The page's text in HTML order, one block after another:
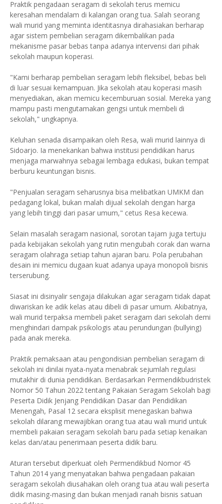
Praktik pengadaan seragam di sekolah terus memicu
keresahan mendalam di kalangan orang tua. Salah seorang
wali murid yang meminta identitasnya dirahasiakan berharap
agar sistem pembelian seragam dikembalikan pada
mekanisme pasar bebas tanpa adanya intervensi dari pihak
sekolah maupun koperasi.
"Kami berharap pembelian seragam lebih fleksibel, bebas beli
di luar sesuai kemampuan. Jika sekolah atau koperasi masih
menyediakan, akan memicu kecemburuan sosial. Mereka yang
mampu pasti mengutamakan gengsi untuk membeli di
sekolah," ungkapnya.
Keluhan senada disampaikan oleh Resa, wali murid lainnya di
Sidoarjo. Ia menekankan bahwa institusi pendidikan harus
menjaga marwahnya sebagai lembaga edukasi, bukan tempat
berburu keuntungan bisnis.
"Penjualan seragam seharusnya bisa melibatkan UMKM dan
pedagang lokal, bukan malah dijual sekolah dengan harga
yang lebih tinggi dari pasar umum," cetus Resa kecewa.
Selain masalah seragam nasional, sorotan tajam juga tertuju
pada kebijakan sekolah yang rutin mengubah corak dan warna
seragam olahraga setiap tahun ajaran baru. Pola perubahan
desain ini memicu dugaan kuat adanya upaya monopoli bisnis
terserubung.
Siasat ini disinyalir sengaja dilakukan agar seragam tidak dapat
diwariskan ke adik kelas atau dibeli di pasar umum. Akibatnya,
wali murid terpaksa membeli paket seragam dari sekolah demi
menghindari dampak psikologis atau perundungan (bullying)
pada anak mereka.
Praktik pemaksaan atau pengondisian pembelian seragam di
sekolah ini dinilai nyata-nyata menabrak sejumlah regulasi
mutakhir di dunia pendidikan. Berdasarkan Permendikbudristek
Nomor 50 Tahun 2022 tentang Pakaian Seragam Sekolah bagi
Peserta Didik Jenjang Pendidikan Dasar dan Pendidikan
Menengah, Pasal 12 secara eksplisit menegaskan bahwa
sekolah dilarang mewajibkan orang tua atau wali murid untuk
membeli pakaian seragam sekolah baru pada setiap kenaikan
kelas dan/atau penerimaan peserta didik baru.
Aturan tersebut diperkuat oleh Permendikbud Nomor 45
Tahun 2014 yang menyatakan bahwa pengadaan pakaian
seragam sekolah diusahakan oleh orang tua atau wali peserta
didik masing-masing dan bukan menjadi ranah bisnis satuan